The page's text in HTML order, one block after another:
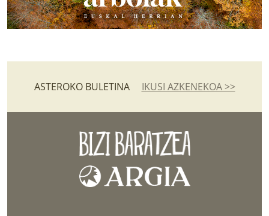
ASTEROKO BULETINA IKUSI AZKENEKOA >>